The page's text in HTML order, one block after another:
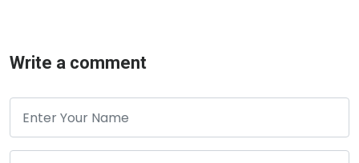
Write a comment